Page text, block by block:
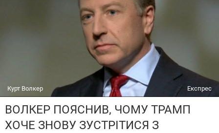
Курт Волкер Експрес
ВОЛКЕР ПОЯСНИВ, ЧОМУ ТРАМП
ХОЧЕ ЗНОВУ ЗУСТРІТИСЯ З